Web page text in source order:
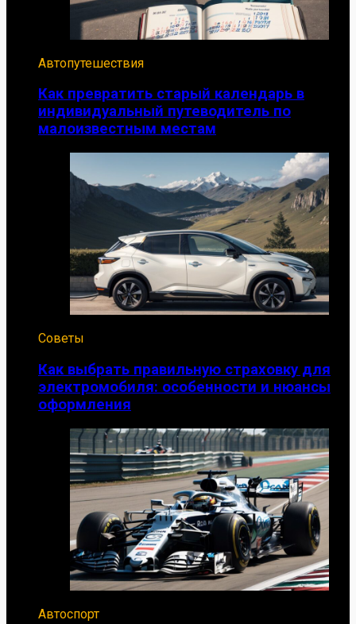
Автопутешествия
Как превратить старый календарь в
индивидуальный путеводитель по
малоизвестным местам
Советы
Как выбрать правильную страховку для
электромобиля: особенности и нюансы
оформления
Автоспорт